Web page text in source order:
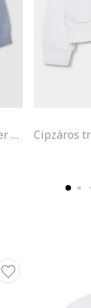
Normál fazonú logós pulóver kapucnival, Világoskék